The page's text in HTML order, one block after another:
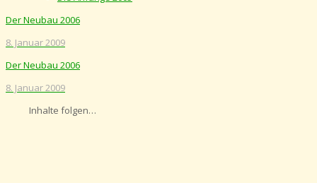
Der Neubau 2006
8. Januar 2009
Der Neubau 2006
8. Januar 2009
Inhalte folgen…